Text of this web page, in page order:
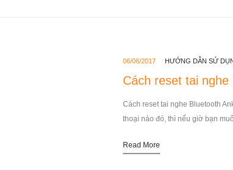
06/06/2017 HƯỚNG DẪN SỬ
Cách reset tai
Cách reset tai nghe Bluetooth
thoại nào đó, thì nếu giờ bạn
Read More